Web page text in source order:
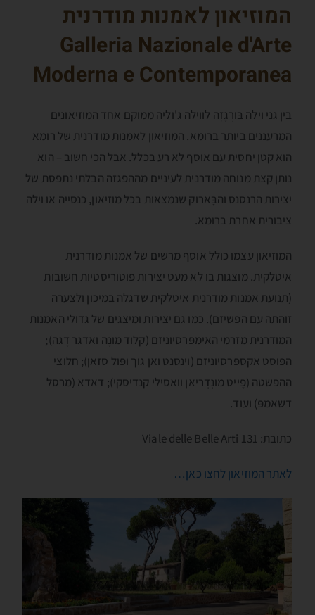
המוזיאון לאמנות מודרנית
Galleria Nazionale d'Arte
Moderna e Contemporanea
בין גני וילה בּורְגֶזָה לווילה ג'וליה ממוקם אחד המוזיאונים
המרעננים ביותר ברומא. המוזיאון לאמנות מודרנית של רומא
הוא קטן יחסית עם אוסף לא רע בכלל. אבל הכי חשוב – הוא
נותן קצת מנוחה מודרנית לעיניים מההפגזה הבלתי נתפסת של
יצירות הרנסנס והבָּארוק שנמצאות בכל מוזיאון, כנסייה או וילה
ציבורית אחרת ברומא.
המוזיאון עצמו כולל אוסף מרשים של אמנות מודרנית
איטלקית. מוצגות בו לא מעט יצירות פוטוריסטיות חשובות
(תנועת אמנות מודרנית איטלקית שדגלה במיכון ולצערה
זוהתה עם הפשיזם). כמו גם יצירות ומיצגים של גדולי האמנות
המודרנית מזרמי האימפּרסיוניזם (קלוד מונֶה ואדגר דֶגה);
הפּוסט אקספּרסיוניזם (וינסנט ואן גוך ופּול סזאן); חלוצי
ההפשטה (פֶייט מונְדְריאן וואסילי קנדיסקי); דאדא (מרסל
דשאמפּ) ועוד.
כתובת: Viale delle Belle Arti 131
לאתר המוזיאון לחצו כאן…